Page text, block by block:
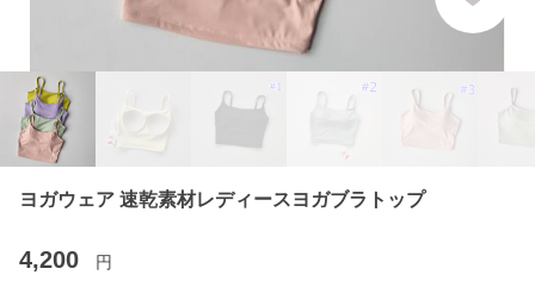
ヨガウェア 速乾素材レディースヨガブラトップ
4,200 円